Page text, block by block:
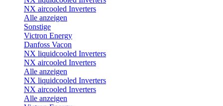
NX aircooled Inverters
Alle anzeigen
Sonstige
Victron Energy
Danfoss Vacon
NX liquidcooled Inverters
NX aircooled Inverters
Alle anzeigen
NX liquidcooled Inverters
NX aircooled Inverters
Alle anzeigen